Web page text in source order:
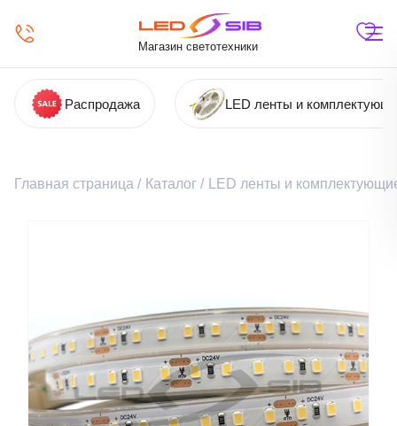
Магазин светотехники
Распродажа LED ленты и
Главная страница / Каталог / LED ленты и